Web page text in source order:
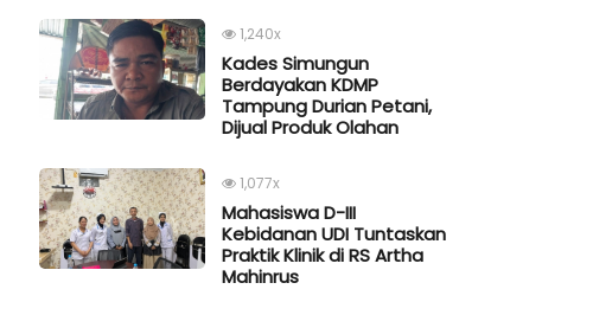
1,240x
Kades Simungun
Berdayakan KDMP
Tampung Durian Petani,
Dijual Produk Olahan
1,077x
Mahasiswa D-III
Kebidanan UDI Tuntaskan
Praktik Klinik di RS Artha
Mahinrus